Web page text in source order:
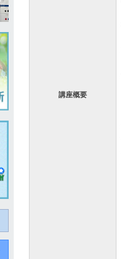
講座概要